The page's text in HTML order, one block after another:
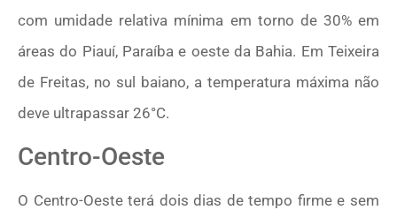
com umidade relativa mínima em torno de 30% em
áreas do Piauí, Paraíba e oeste da Bahia. Em Teixeira
de Freitas, no sul baiano, a temperatura máxima não
deve ultrapassar 26°C.
Centro-Oeste
O Centro-Oeste terá dois dias de tempo firme e sem